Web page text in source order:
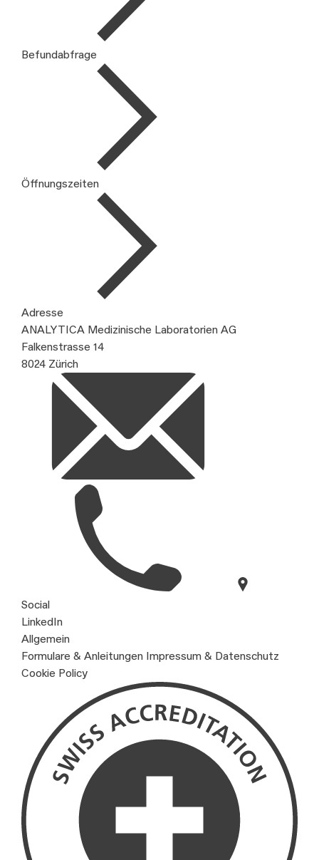
Befundabfrage
Öffnungszeiten
Adresse
ANALYTICA Medizinische Laboratorien AG
Falkenstrasse 14
8024 Zürich
Social
LinkedIn
Allgemein
Formulare & Anleitungen Impressum & Datenschutz
Cookie Policy